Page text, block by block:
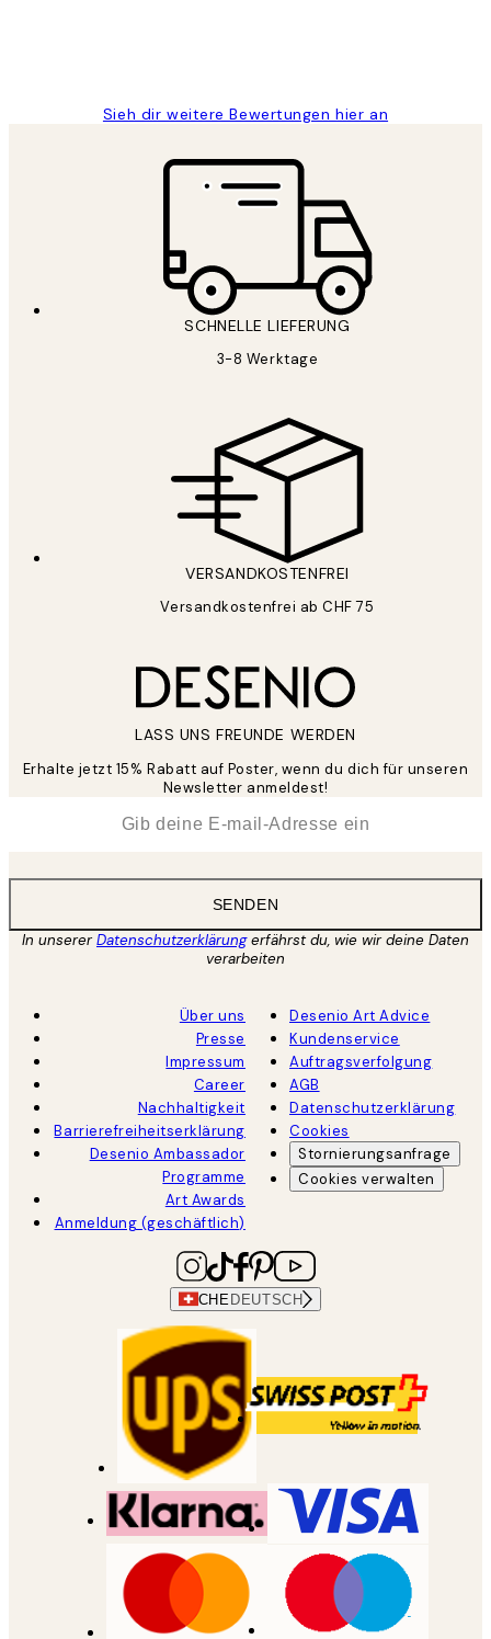
Sieh dir weitere Bewertungen hier an
SCHNELLE LIEFERUNG
3-8 Werktage
VERSANDKOSTENFREI
Versandkostenfrei ab CHF 75
LASS UNS FREUNDE WERDEN
Erhalte jetzt 15% Rabatt auf Poster, wenn du dich für unseren
Newsletter anmeldest!
SENDEN
In unsererDatenschutzerklärungerfährst du, wie wir deine Daten
verarbeiten
Über uns
Presse
Impressum
Career
Nachhaltigkeit
Barrierefreiheitserklärung
Desenio Ambassador
Programme
Art Awards
Anmeldung (geschäftlich)
Desenio Art Advice
Kundenservice
Auftragsverfolgung
AGB
Datenschutzerklärung
Cookies
Stornierungsanfrage
Cookies verwalten
CHE DEUTSCH